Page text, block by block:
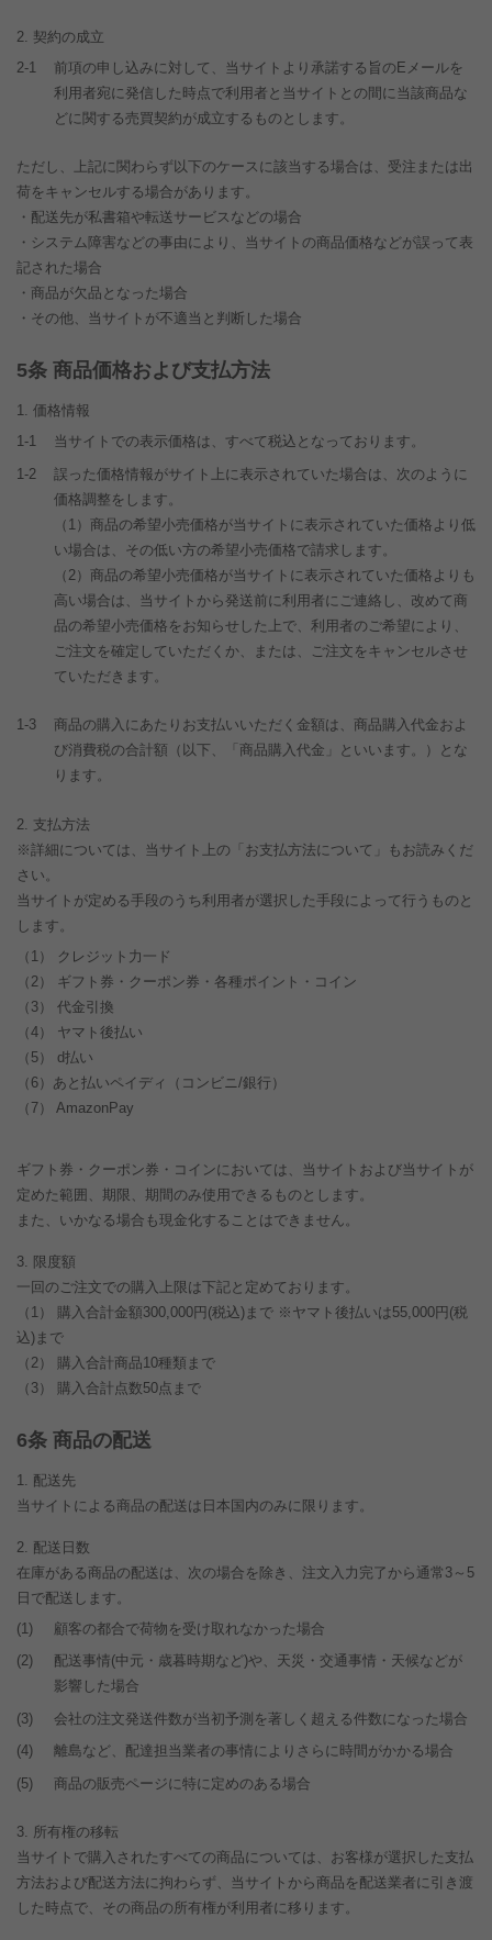
契約の成立
2-1
前項の申し込みに対して、当サイトより承諾する旨のEメールを
利用者宛に発信した時点で利用者と当サイトとの間に当該商品な
どに関する売買契約が成立するものとします。
ただし、上記に関わらず以下のケースに該当する場合は、受注または出
荷をキャンセルする場合があります。
・配送先が私書箱や転送サービスなどの場合
・システム障害などの事由により、当サイトの商品価格などが誤って表
記された場合
・商品が欠品となった場合
・その他、当サイトが不適当と判断した場合
条 商品価格および支払方法
価格情報
1-1
当サイトでの表示価格は、すべて税込となっております。
1-2
誤った価格情報がサイト上に表示されていた場合は、次のように
価格調整をします。
（1）商品の希望小売価格が当サイトに表示されていた価格より低
い場合は、その低い方の希望小売価格で請求します。
（2）商品の希望小売価格が当サイトに表示されていた価格よりも
高い場合は、当サイトから発送前に利用者にご連絡し、改めて商
品の希望小売価格をお知らせした上で、利用者のご希望により、
ご注文を確定していただくか、または、ご注文をキャンセルさせ
ていただきます。
1-3
商品の購入にあたりお支払いいただく金額は、商品購入代金およ
び消費税の合計額（以下、「商品購入代金」といいます。）とな
ります。
支払方法
※詳細については、当サイト上の「お支払方法について」もお読みくだ
さい。
当サイトが定める手段のうち利用者が選択した手段によって行うものと
します。
クレジット力一ド
ギフト券・クーポン券 ・各種ポイント ・コイン
代金引換
ヤマト後払い
d払い
あと払いペイディ（コンビニ/銀行）
AmazonPay
ギフト券・クーポン券・コインにおいては、当サイトおよび当サイトが
定めた範囲、期限、期間のみ使用できるものとします。
また、いかなる場合も現金化することはできません。
限度額
一回のご注文での購入上限は下記と定めております。
（1） 購入合計金額300,000円(税込)まで ※ヤマト後払いは55,000円(税
込)まで
（2） 購入合計商品10種類まで
（3） 購入合計点数50点まで
条 商品の配送
配送先
当サイトによる商品の配送は日本国内のみに限ります。
配送日数
在庫がある商品の配送は、次の場合を除き、注文入力完了から通常3～5
日で配送します。
(1)
顧客の都合で荷物を受け取れなかった場合
(2)
配送事情(中元・歳暮時期など)や、天災・交通事情・天候などが
影響した場合
(3)
会社の注文発送件数が当初予測を著しく超える件数になった場合
(4)
離島など、配達担当業者の事情によりさらに時間がかかる場合
(5)
商品の販売ページに特に定めのある場合
所有権の移転
当サイトで購入されたすべての商品については、お客様が選択した支払
方法および配送方法に拘わらず、当サイトから商品を配送業者に引き渡
した時点で、その商品の所有権が利用者に移ります。